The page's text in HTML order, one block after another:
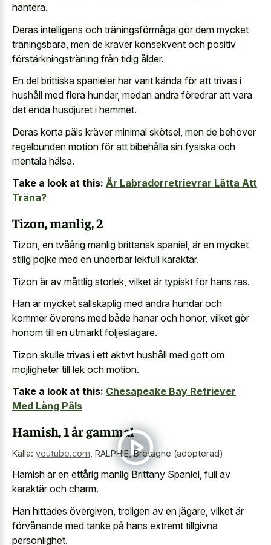
hantera.
Deras intelligens och träningsförmåga gör dem mycket
träningsbara, men de kräver konsekvent och positiv
förstärkningsträning från tidig ålder.
En del brittiska spanieler har varit kända för att trivas i
hushåll med flera hundar, medan andra föredrar att vara
det enda husdjuret i hemmet.
Deras korta päls kräver minimal skötsel, men de behöver
regelbunden motion för att bibehålla sin fysiska och
mentala hälsa.
Take a look at this: Är Labradorretrievrar Lätta Att
Träna?
Tizon, manlig, 2
Tizon, en tvåårig manlig brittansk spaniel, är en mycket
stilig pojke med en underbar lekfull karaktär.
Tizon är av måttlig storlek, vilket är typiskt för hans ras.
Han är mycket sällskaplig med andra hundar och
kommer överens med både hanar och honor, vilket gör
honom till en utmärkt följeslagare.
Tizon skulle trivas i ett aktivt hushåll med gott om
möjligheter till lek och motion.
Take a look at this: Chesapeake Bay Retriever
Med Lång Päls
Hamish, 1 år gammal
Källa: youtube.com RALPHIE, Bretagne (adopterad)
Hamish är en ettårig manlig Brittany Spaniel, full av
karaktär och charm.
Han hittades övergiven, troligen av en jägare, vilket är
förvånande med tanke på hans extremt tillgivna
personlighet.